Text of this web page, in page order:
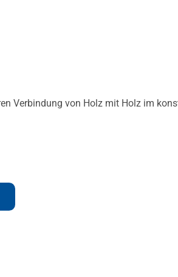
Verbindung von Holz mit Holz im